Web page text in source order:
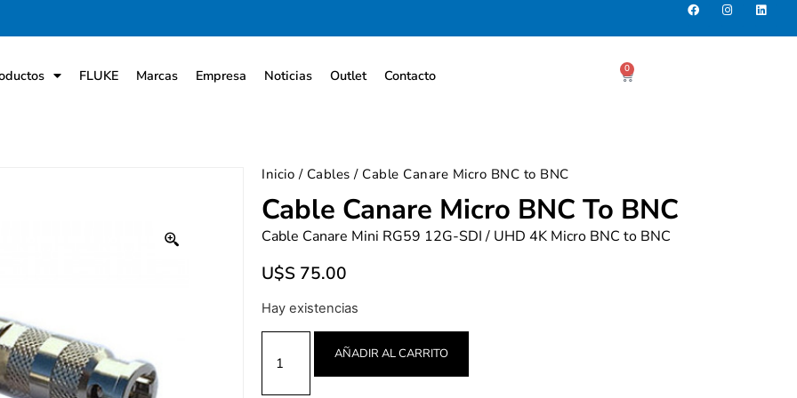
FLUKE Marcas Empresa Noticias Outlet Contacto 0
Inicio / Cables / Cable Canare Micro BNC to BNC
Cable Canare Micro BNC To BNC
Cable Canare Mini RG59 12G-SDI / UHD 4K Micro BNC to BNC
U$S 75.00
Hay existencias
AÑADIR AL CARRITO